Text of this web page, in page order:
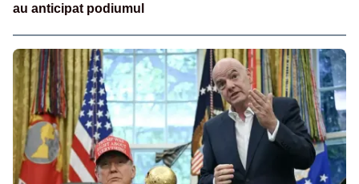
au anticipat podiumul